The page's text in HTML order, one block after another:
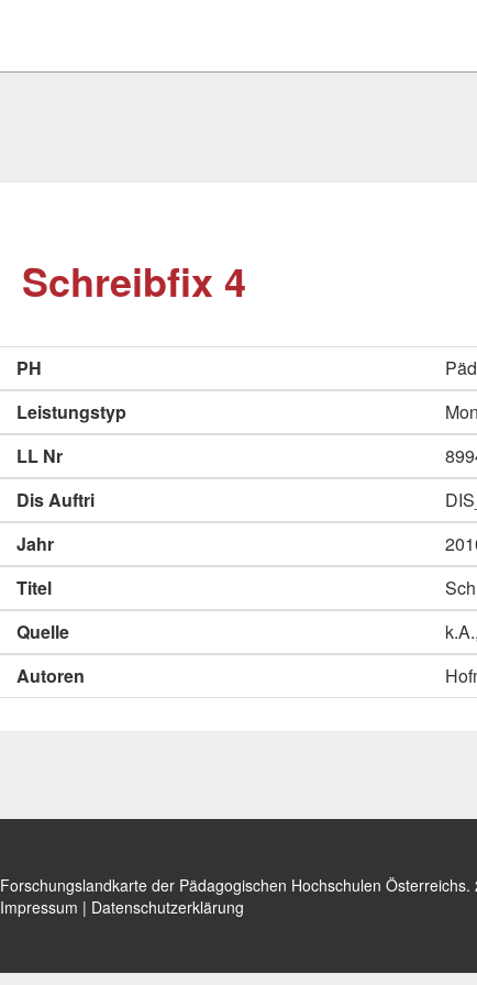
Schreibfix 4
PH
Leistungstyp
LL Nr
Dis Auftri
Jahr
Titel
Quelle
Autoren
Forschungslandkarte der Pädagogischen Hochschulen Österreichs.
Impressum | Datenschutzerklärung